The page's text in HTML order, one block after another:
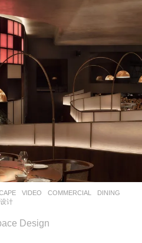
VIDEO COMMERCIAL ,DINING
计
Design